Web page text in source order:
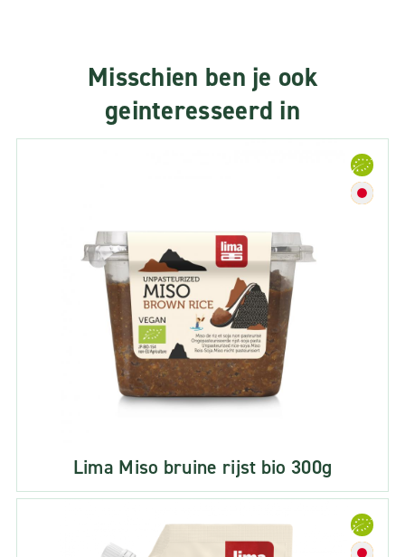
Misschien ben je ook
geinteresseerd in
Lima Miso bruine rijst bio 300g